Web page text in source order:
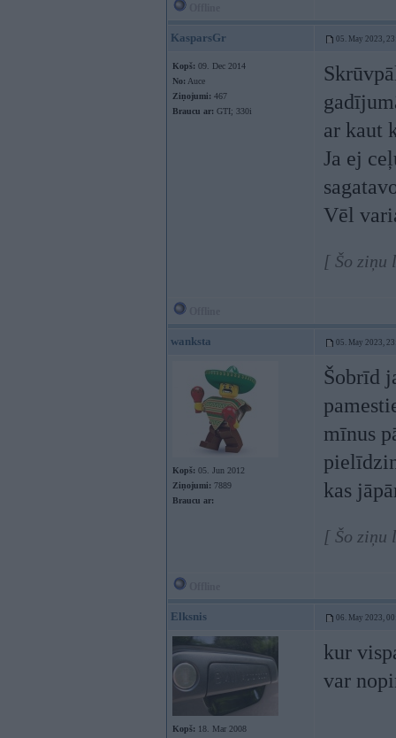
KasparsGr 05. May 2023,
Kopš: 09. Dec 2014
No: Auce
Ziņojumi: 467
Braucu ar: GTI; 330i
ar kaut
Ja ej
Vēl
[ Šo ziņu
wanksta 05. May 2023,
Kopš: 05. Jun 2012
Ziņojumi: 7889
Braucu ar:
Šobrīd
mīnus
kas
[ Šo ziņu
Elksnis 06. May 2023,
Kopš: 18. Mar 2008
kur
var